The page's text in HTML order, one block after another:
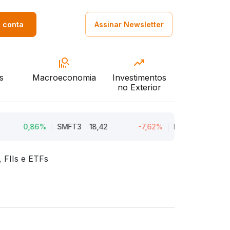
conta Assinar Newsletter
Macroeconomia
Investimentos
no Exterior
0,86% SMFT3 18,42 -7,62% BRAV3
FIIs e ETFs